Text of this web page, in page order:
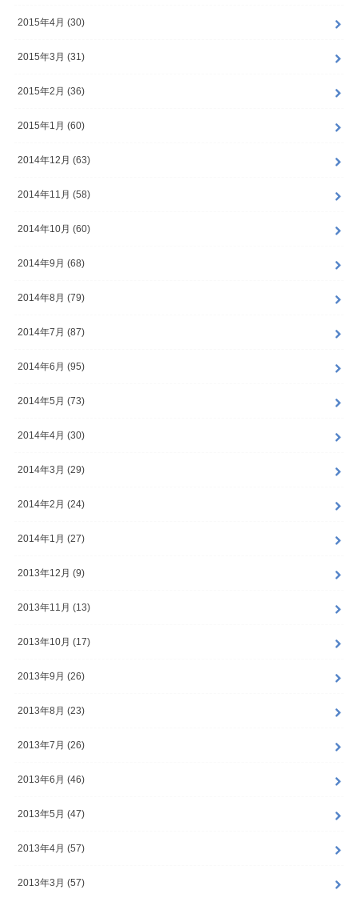
2015年4月 (30)
2015年3月 (31)
2015年2月 (36)
2015年1月 (60)
2014年12月 (63)
2014年11月 (58)
2014年10月 (60)
2014年9月 (68)
2014年8月 (79)
2014年7月 (87)
2014年6月 (95)
2014年5月 (73)
2014年4月 (30)
2014年3月 (29)
2014年2月 (24)
2014年1月 (27)
2013年12月 (9)
2013年11月 (13)
2013年10月 (17)
2013年9月 (26)
2013年8月 (23)
2013年7月 (26)
2013年6月 (46)
2013年5月 (47)
2013年4月 (57)
2013年3月 (57)